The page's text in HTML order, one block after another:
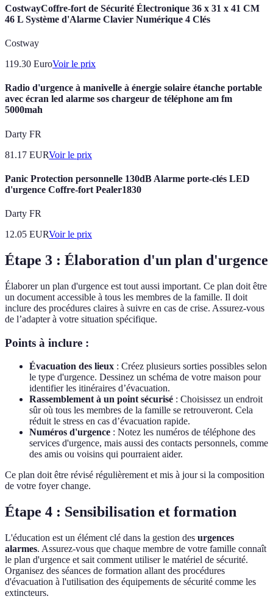
CostwayCoffre-fort de Sécurité Électronique 36 x 31 x 41 CM
46 L Système d'Alarme Clavier Numérique 4 Clés
Costway
119.30 EuroVoir le prix
Radio d'urgence à manivelle à énergie solaire étanche portable
avec écran led alarme sos chargeur de téléphone am fm
5000mah
Darty FR
81.17 EURVoir le prix
Panic Protection personnelle 130dB Alarme porte-clés LED
d'urgence Coffre-fort Pealer1830
Darty FR
12.05 EURVoir le prix
Étape 3 : Élaboration d'un plan d'urgence
Élaborer un plan d'urgence est tout aussi important. Ce plan doit être
un document accessible à tous les membres de la famille. Il doit
inclure des procédures claires à suivre en cas de crise. Assurez-vous
de l’adapter à votre situation spécifique.
Points à inclure :
Évacuation des lieux : Créez plusieurs sorties possibles selon
le type d'urgence. Dessinez un schéma de votre maison pour
identifier les itinéraires d’évacuation.
Rassemblement à un point sécurisé : Choisissez un endroit
sûr où tous les membres de la famille se retrouveront. Cela
réduit le stress en cas d’évacuation rapide.
Numéros d'urgence : Notez les numéros de téléphone des
services d'urgence, mais aussi des contacts personnels, comme
des amis ou voisins qui pourraient aider.
Ce plan doit être révisé régulièrement et mis à jour si la composition
de votre foyer change.
Étape 4 : Sensibilisation et formation
L'éducation est un élément clé dans la gestion des urgences
alarmes. Assurez-vous que chaque membre de votre famille connaît
le plan d'urgence et sait comment utiliser le matériel de sécurité.
Organisez des séances de formation allant des procédures
d'évacuation à l'utilisation des équipements de sécurité comme les
extincteurs.